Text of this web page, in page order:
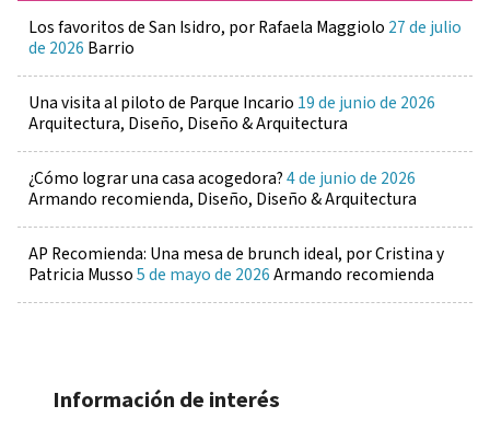
Los favoritos de San Isidro, por Rafaela Maggiolo 27 de julio
de 2026 Barrio
Una visita al piloto de Parque Incario 19 de junio de 2026
Arquitectura, Diseño, Diseño & Arquitectura
¿Cómo lograr una casa acogedora?4 de junio de 2026
Armando recomienda, Diseño, Diseño & Arquitectura
AP Recomienda: Una mesa de brunch ideal, por Cristina y
Patricia Musso5 de mayo de 2026Armando recomienda
Información de interés